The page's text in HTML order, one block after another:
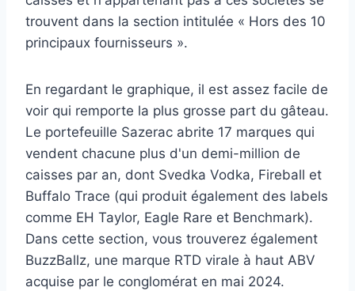
trouvent dans la section intitulée « Hors des 10
principaux fournisseurs ».
En regardant le graphique, il est assez facile de
voir qui remporte la plus grosse part du gâteau.
Le portefeuille Sazerac abrite 17 marques qui
vendent chacune plus d'un demi-million de
caisses par an, dont Svedka Vodka, Fireball et
Buffalo Trace (qui produit également des labels
comme EH Taylor, Eagle Rare et Benchmark).
Dans cette section, vous trouverez également
BuzzBallz, une marque RTD virale à haut ABV
acquise par le conglomérat en mai 2024.